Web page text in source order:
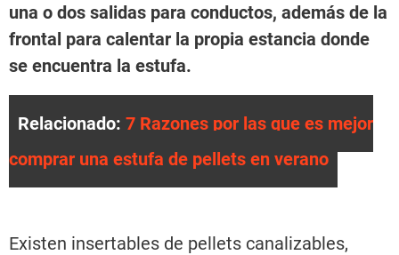
una o dos salidas para conductos, además de la
frontal para calentar la propia estancia donde
se encuentra la estufa.
Relacionado: 7 Razones por las que es mejor
comprar una estufa de pellets en verano
Existen insertables de pellets canalizables,